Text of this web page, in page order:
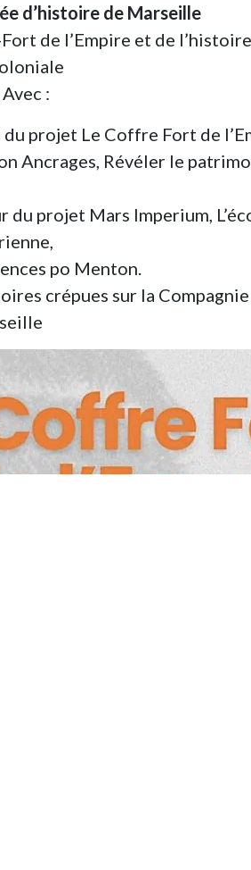
d’histoire de Marseille
de l’Empire et de
Avec :
projet Le Coffre Fort de
Ancrages, Révéler le
projet Mars Imperium,
po Menton.
crépues sur la